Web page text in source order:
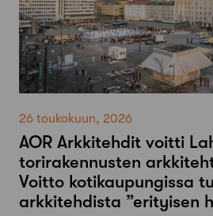
26 toukokuun, 2026
AOR Arkkitehdit voitti
torirakennusten
Voitto kotikaupungissa
arkkitehdista ”erityisen